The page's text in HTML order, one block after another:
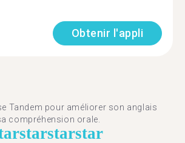
Obtenir l'appli
Tandem pour améliorer son anglais
compréhension orale.
starstarstar